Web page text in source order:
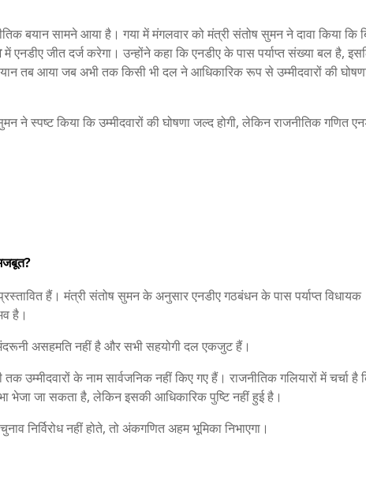
बयान सामने आया है। गया में मंगलवार को मंत्री संतोष सुमन ने दावा किया कि
में एनडीए जीत दर्ज करेगा। उन्होंने कहा कि एनडीए के पास पर्याप्त संख्या बल है,
तब आया जब अभी तक किसी भी दल ने आधिकारिक रूप से उम्मीदवारों की
ने स्पष्ट किया कि उम्मीदवारों की घोषणा जल्द होगी, लेकिन राजनीतिक गणित
हैं। मंत्री संतोष सुमन के अनुसार एनडीए गठबंधन के पास पर्याप्त विधायक
है।
असहमति नहीं है और सभी सहयोगी दल एकजुट हैं।
उम्मीदवारों के नाम सार्वजनिक नहीं किए गए हैं। राजनीतिक गलियारों में चर्चा है
भेजा जा सकता है, लेकिन इसकी आधिकारिक पुष्टि नहीं हुई है।
निर्विरोध नहीं होते, तो अंकगणित अहम भूमिका निभाएगा।